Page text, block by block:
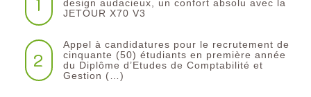
1
design audacieux, un confort absolu avec la
JETOUR X70 V3
2
Appel à candidatures pour le recrutement de
cinquante (50) étudiants en première année
du Diplôme d’Etudes de Comptabilité et
Gestion (…)